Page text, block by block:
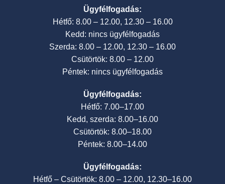
Ügyfélfogadás:
Hétfő: 8.00 – 12.00, 12.30 – 16.00
Kedd: nincs ügyfélfogadás
Szerda: 8.00 – 12.00, 12.30 – 16.00
Csütörtök: 8.00 – 12.00
Péntek: nincs ügyfélfogadás
Ügyfélfogadás:
Hétfő: 7.00–17.00
Kedd, szerda: 8.00–16.00
Csütörtök: 8.00–18.00
Péntek: 8.00–14.00
Ügyfélfogadás:
Hétfő – Csütörtök: 8.00 – 12.00, 12.30–16.00